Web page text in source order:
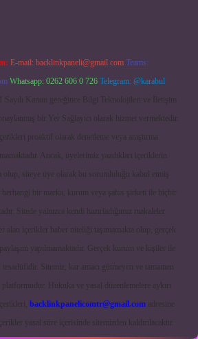
E-mail: backlinkpaneli@gmail.com Teams:
Whatsapp: 0262 606 0 726 Telegram: @karabul
Sayılı Kanun gereğince Bilgi Teknolojileri ve İletişim
bir Yer Sağlayıcı olarak hizmet vermektedir.
proaktif olarak denetleme veya araştırma
Ancak, üyelerimiz yazdıkları içeriklerin
olup, siteye üye olarak bu sorumluluğu kabul etmiş
herhangi bir marka, kurum veya şahıs şirketi ile hiçbir
Sitede yalnızca kendi hazırladığımız makaleler
alan içerikler haber niteliği taşımamakta olup, gerçek
yapılmamaktadır. Gerçek kurum ve kişiler ile
Sitemiz, kar amacı gütmeyen ve tamamen
Hukuka ve yasal düzenlemelere aykırı
backlinkpanelicomtr@gmail.comadresine
yasal süre içerisinde sitemizden kaldırılacaktır.